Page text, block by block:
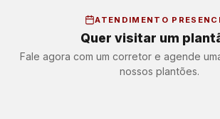
ATENDIMENTO
Quer visitar um
Fale agora com um corretor e agende
nossos plantões.